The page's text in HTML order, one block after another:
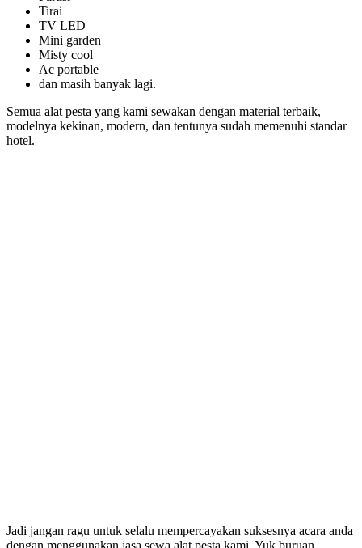
Tirai
TV LED
Mini garden
Misty cool
Ac portable
dan masih banyak lagi.
Semua alat pesta yang kami sewakan dengan material terbaik,
modelnya kekinan, modern, dan tentunya sudah memenuhi standar
hotel.
Jadi jangan ragu untuk selalu mempercayakan suksesnya acara anda
dengan menggunakan jasa sewa alat pesta kami. Yuk buruan